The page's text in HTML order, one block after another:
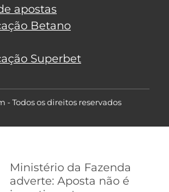
apostas
Betano
Superbet
- Todos os direitos reservados
Ministério da Fazenda
adverte: Aposta não é